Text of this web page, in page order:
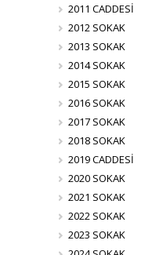
2011 CADDESİ
2012 SOKAK
2013 SOKAK
2014 SOKAK
2015 SOKAK
2016 SOKAK
2017 SOKAK
2018 SOKAK
2019 CADDESİ
2020 SOKAK
2021 SOKAK
2022 SOKAK
2023 SOKAK